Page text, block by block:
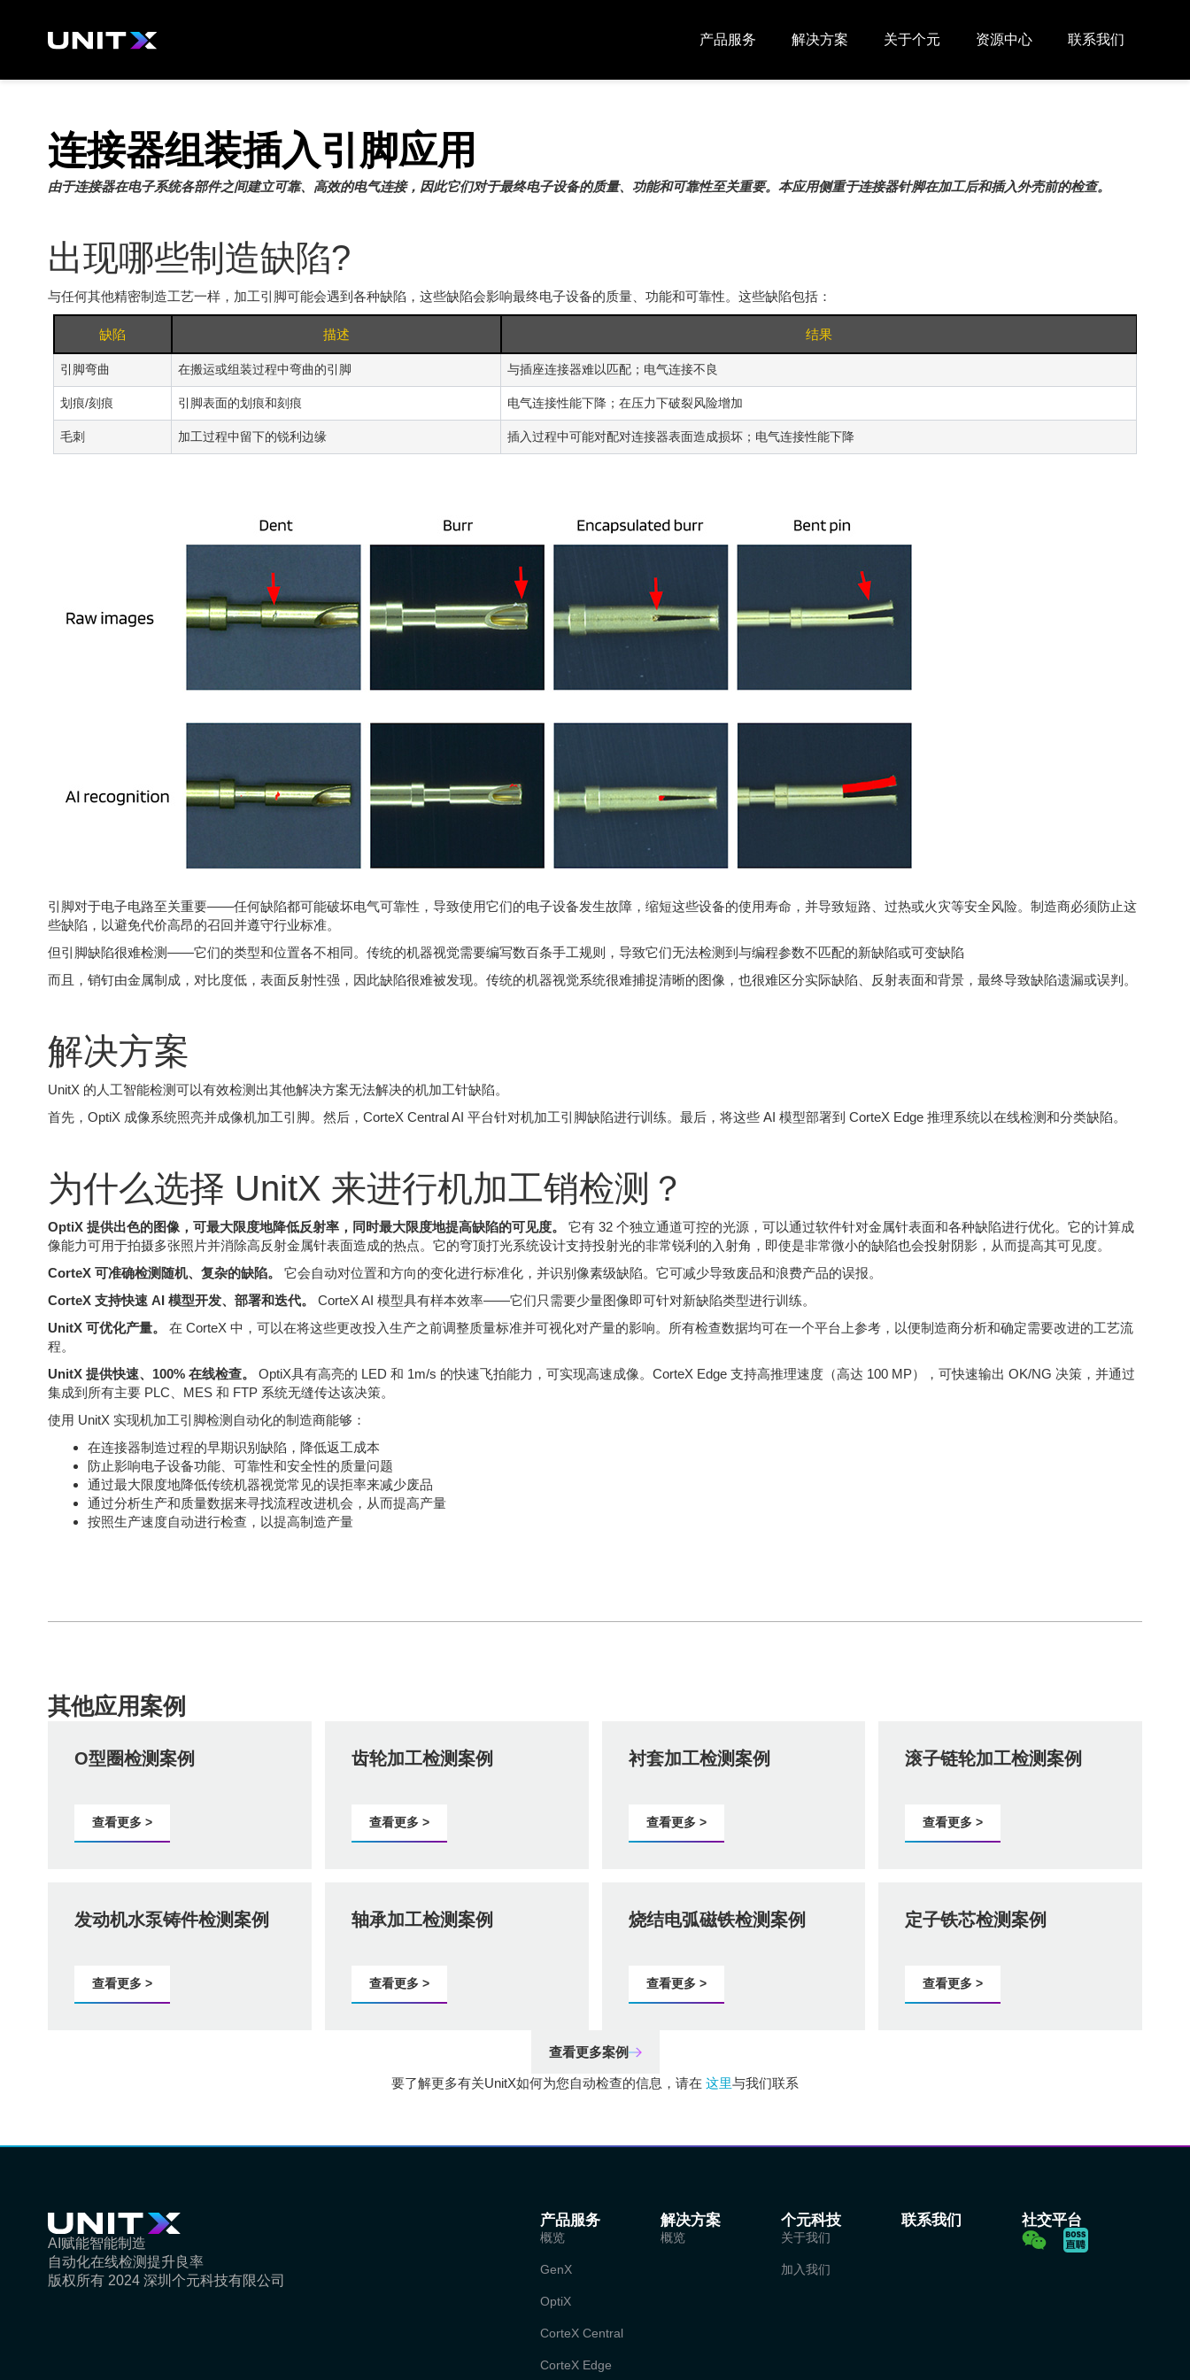
产品服务 解决方案 关于个元 资源中心 联系我们
连接器组装插入引脚应用
由于连接器在电子系统各部件之间建立可靠、高效的电气连接，因此它们对于最终电子设备的质量、功能和可靠性至关重要。本应用侧重于连接器针脚在加工后和插入外壳前的检查。
出现哪些制造缺陷?
与任何其他精密制造工艺一样，加工引脚可能会遇到各种缺陷，这些缺陷会影响最终电子设备的质量、功能和可靠性。这些缺陷包括：
缺陷 描述 结果
引脚弯曲 在搬运或组装过程中弯曲的引脚 与插座连接器难以匹配；电气连接不良
划痕/刻痕 引脚表面的划痕和刻痕 电气连接性能下降；在压力下破裂风险增加
毛刺 加工过程中留下的锐利边缘 插入过程中可能对配对连接器表面造成损坏；电气连接性能下降
引脚对于电子电路至关重要——任何缺陷都可能破坏电气可靠性，导致使用它们的电子设备发生故障，缩短这些设备的使用寿命，并导致短路、过热或火灾等安全风险。制造商必须防止这
些缺陷，以避免代价高昂的召回并遵守行业标准。
但引脚缺陷很难检测——它们的类型和位置各不相同。传统的机器视觉需要编写数百条手工规则，导致它们无法检测到与编程参数不匹配的新缺陷或可变缺陷
而且，销钉由金属制成，对比度低，表面反射性强，因此缺陷很难被发现。传统的机器视觉系统很难捕捉清晰的图像，也很难区分实际缺陷、反射表面和背景，最终导致缺陷遗漏或误判。
解决方案
UnitX 的人工智能检测可以有效检测出其他解决方案无法解决的机加工针缺陷。
首先，OptiX 成像系统照亮并成像机加工引脚。然后，CorteX Central AI 平台针对机加工引脚缺陷进行训练。最后，将这些 AI 模型部署到 CorteX Edge 推理系统以在线检测和分类缺陷。
为什么选择 UnitX 来进行机加工销检测？
OptiX 提供出色的图像，可最大限度地降低反射率，同时最大限度地提高缺陷的可见度。
它有 32 个独立通道可控的光源，可以通过软件针对金属针表面和各种缺陷进行优化。它的计算成
像能力可用于拍摄多张照片并消除高反射金属针表面造成的热点。它的穹顶打光系统设计支持投射光的非常锐利的入射角，即使是非常微小的缺陷也会投射阴影，从而提高其可见度。
CorteX 可准确检测随机、复杂的缺陷。
它会自动对位置和方向的变化进行标准化，并识别像素级缺陷。它可减少导致废品和浪费产品的误报。
CorteX 支持快速 AI 模型开发、部署和迭代。
CorteX AI 模型具有样本效率——它们只需要少量图像即可针对新缺陷类型进行训练。
UnitX 可优化产量。
在 CorteX 中，可以在将这些更改投入生产之前调整质量标准并可视化对产量的影响。所有检查数据均可在一个平台上参考，以便制造商分析和确定需要改进的工艺流
程。
UnitX 提供快速、100% 在线检查。
OptiX具有高亮的 LED 和 1m/s 的快速飞拍能力，可实现高速成像。CorteX Edge 支持高推理速度（高达 100 MP），可快速输出 OK/NG 决策，并通过
集成到所有主要 PLC、MES 和 FTP 系统无缝传达该决策。
使用 UnitX 实现机加工引脚检测自动化的制造商能够：
在连接器制造过程的早期识别缺陷，降低返工成本
防止影响电子设备功能、可靠性和安全性的质量问题
通过最大限度地降低传统机器视觉常见的误拒率来减少废品
通过分析生产和质量数据来寻找流程改进机会，从而提高产量
按照生产速度自动进行检查，以提高制造产量
其他应用案例
O型圈检测案例
查看更多 >
齿轮加工检测案例
查看更多 >
衬套加工检测案例
查看更多 >
滚子链轮加工检测案例
查看更多 >
发动机水泵铸件检测案例
查看更多 >
轴承加工检测案例
查看更多 >
烧结电弧磁铁检测案例
查看更多 >
定子铁芯检测案例
查看更多 >
查看更多案例
要了解更多有关UnitX如何为您自动检查的信息，请在 这里与我们联系
AI赋能智能制造
自动化在线检测提升良率
版权所有 2024 深圳个元科技有限公司
产品服务
概览
GenX
OptiX
CorteX Central
CorteX Edge
解决方案
概览
个元科技
关于我们
加入我们
联系我们 社交平台
W